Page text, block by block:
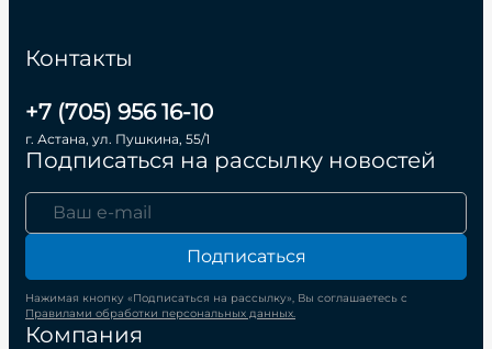
Компания
Контакты
+7 (705) 956 16-10
г. Астана, ул. Пушкина, 55/1
Подписаться на рассылку новостей
Подписаться
Нажимая кнопку «Подписаться на рассылку», Вы соглашаетесь с
Правилами обработки персональных данных.